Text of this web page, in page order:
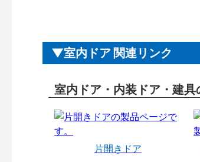
室内ドア 関連リンク
室内ドア・内装ドア・建
片開きドア